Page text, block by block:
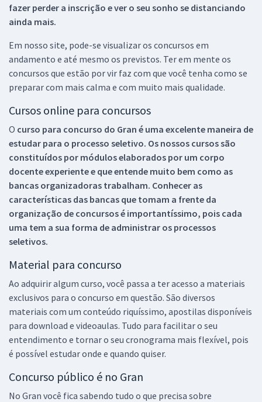
fazer perder a inscrição e ver o seu sonho se distanciando
ainda mais.
Em nosso site, pode-se visualizar os concursos em
andamento e até mesmo os previstos. Ter em mente os
concursos que estão por vir faz com que você tenha como se
preparar com mais calma e com muito mais qualidade.
Cursos online para concursos
O curso para concurso do Gran é uma excelente maneira de
estudar para o processo seletivo. Os nossos cursos são
constituídos por módulos elaborados por um corpo
docente experiente e que entende muito bem como as
bancas organizadoras trabalham. Conhecer as
características das bancas que tomam a frente da
organização de concursos é importantíssimo, pois cada
uma tem a sua forma de administrar os processos
seletivos.
Material para concurso
Ao adquirir algum curso, você passa a ter acesso a materiais
exclusivos para o concurso em questão. São diversos
materiais com um conteúdo riquíssimo, apostilas disponíveis
para download e videoaulas. Tudo para facilitar o seu
entendimento e tornar o seu cronograma mais flexível, pois
é possível estudar onde e quando quiser.
Concurso público é no Gran
No Gran você fica sabendo tudo o que precisa sobre